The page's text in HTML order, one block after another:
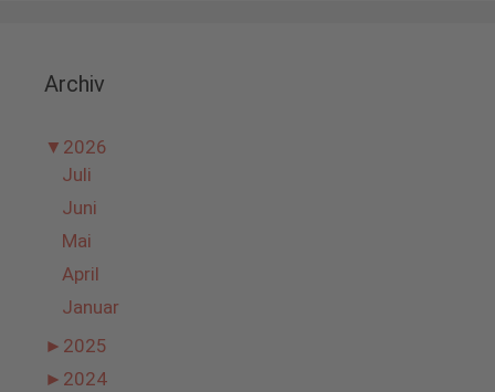
Archiv
▼ 2026
Juli
Juni
Mai
April
Januar
► 2025
► 2024